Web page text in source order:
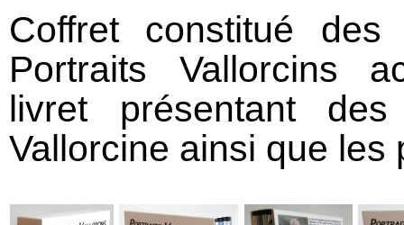
Coffret constitué
Portraits Vallorcins
livret présentant
Vallorcine ainsi que les